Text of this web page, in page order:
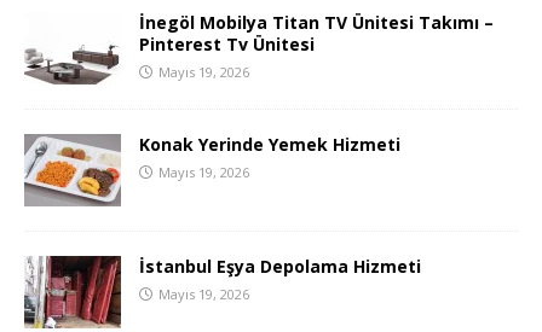
İnegöl Mobilya Titan TV Ünitesi Takımı –
Pinterest Tv Ünitesi
Mayıs 19, 2026
Konak Yerinde Yemek Hizmeti
Mayıs 19, 2026
İstanbul Eşya Depolama Hizmeti
Mayıs 19, 2026